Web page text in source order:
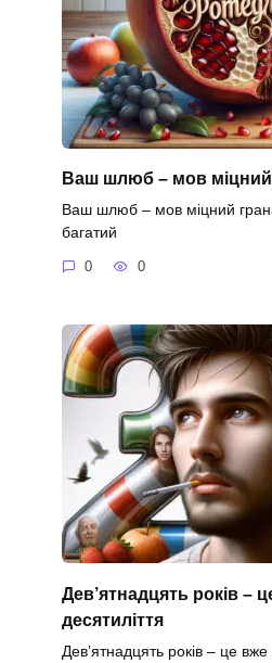
Ваш шлюб – мов міцний
Ваш шлюб – мов міцний
багатий
0 0
Дев’ятнадцять років –
десятиліття
Дев’ятнадцять років – це